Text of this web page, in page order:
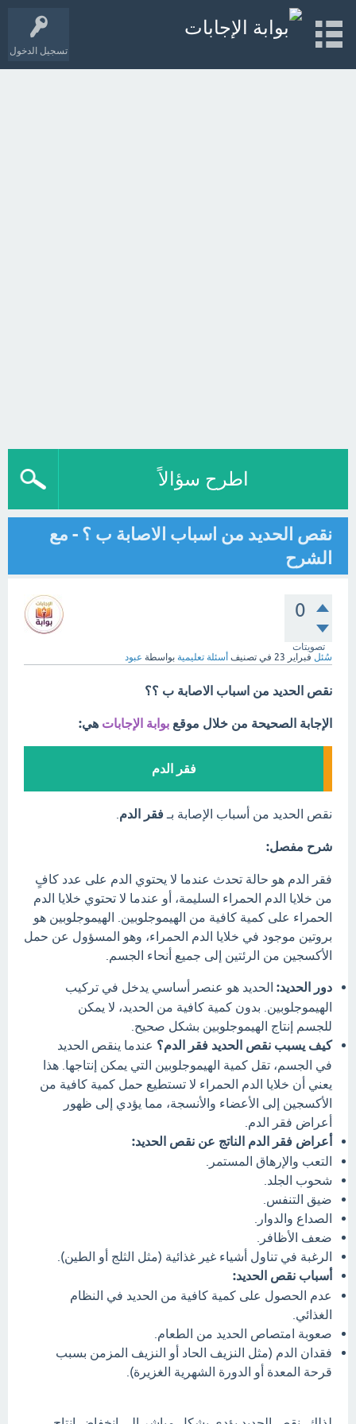
تسجيل الدخول
اطرح سؤالاً
نقص الحديد من اسباب الاصابة ب ؟ - مع
الشرح
0
تصويتات
سُئل فبراير 23 في تصنيف أسئلة تعليمية بواسطة عبود
نقص الحديد من اسباب الاصابة ب ؟؟
الإجابة الصحيحة من خلال موقع بوابة الإجابات هي:
فقر الدم
نقص الحديد من أسباب الإصابة بـ فقر الدم
شرح مفصل:
فقر الدم هو حالة تحدث عندما لا يحتوي الدم على عدد كافٍ
من خلايا الدم الحمراء السليمة، أو عندما لا تحتوي خلايا الدم
الحمراء على كمية كافية من الهيموجلوبين. الهيموجلوبين هو
بروتين موجود في خلايا الدم الحمراء، وهو المسؤول عن حمل
الأكسجين من الرئتين إلى جميع أنحاء الجسم.
دور الحديد: الحديد هو عنصر أساسي يدخل في تركيب
الهيموجلوبين. بدون كمية كافية من الحديد، لا يمكن
للجسم إنتاج الهيموجلوبين بشكل صحيح.
كيف يسبب نقص الحديد فقر الدم؟ عندما ينقص الحديد
في الجسم، تقل كمية الهيموجلوبين التي يمكن إنتاجها. هذا
يعني أن خلايا الدم الحمراء لا تستطيع حمل كمية كافية من
الأكسجين إلى الأعضاء والأنسجة، مما يؤدي إلى ظهور
أعراض فقر الدم.
أعراض فقر الدم الناتج عن نقص الحديد:
التعب والإرهاق المستمر.
شحوب الجلد.
ضيق التنفس.
الصداع والدوار.
ضعف الأظافر.
الرغبة في تناول أشياء غير غذائية (مثل الثلج أو الطين).
أسباب نقص الحديد:
عدم الحصول على كمية كافية من الحديد في النظام
الغذائي.
صعوبة امتصاص الحديد من الطعام.
فقدان الدم (مثل النزيف الحاد أو النزيف المزمن بسبب
قرحة المعدة أو الدورة الشهرية الغزيرة).